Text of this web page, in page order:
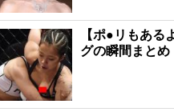
【ポ●リもあ
グの瞬間まとめ